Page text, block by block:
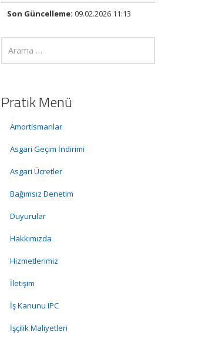
Son Güncelleme: 09.02.2026 11:13
Pratik Menü
Amortismanlar
Asgari Geçim İndirimi
Asgari Ücretler
Bağımsız Denetim
Duyurular
Hakkımızda
Hizmetlerimiz
İletişim
İş Kanunu IPC
İşçilik Maliyetleri